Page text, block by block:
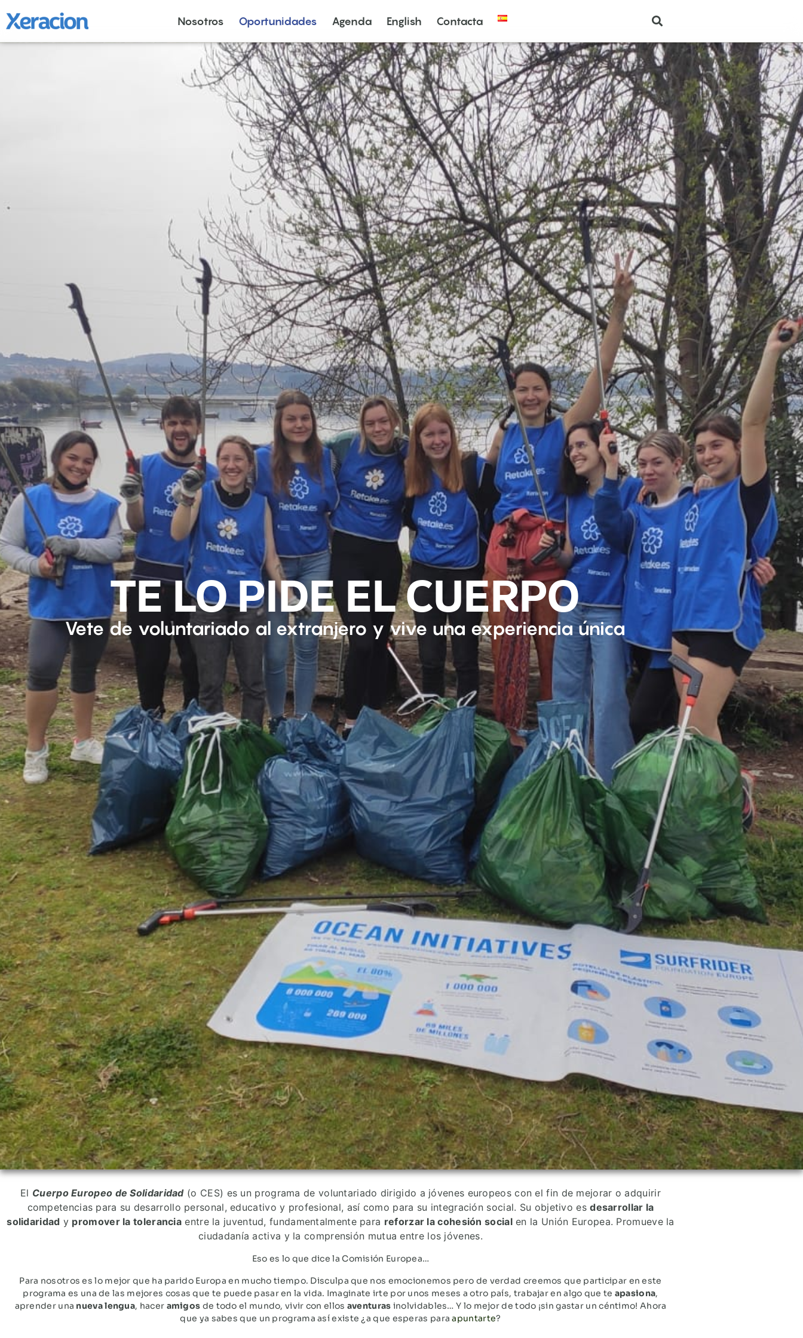
Nosotros Oportunidades Agenda English Contacta
TE LO PIDE EL CUERPO
Vete de voluntariado al extranjero y vive una experiencia única
El Cuerpo Europeo de Solidaridad (o CES) es un programa de voluntariado dirigido a jóvenes europeos con el fin de mejorar o adquirir
competencias para su desarrollo personal, educativo y profesional, así­ como para su integración social. Su objetivo es desarrollar la
solidaridad y promover la tolerancia entre la juventud, fundamentalmente para reforzar la cohesión socialen la Unión Europea. Promueve la
ciudadaní­a activa y la comprensión mutua entre los jóvenes.
Eso es lo que dice la Comisión Europea…
Para nosotros es lo mejor que ha parido Europa en mucho tiempo. Disculpa que nos emocionemos pero de verdad creemos que participar en este
programa es una de las mejores cosas que te puede pasar en la vida. Imaginate irte por unos meses a otro país, trabajar en algo que te apasiona,
aprender una nueva lengua, hacer amigos de todo el mundo, vivir con ellos aventuras inolvidables… Y lo mejor de todo ¡sin gastar un céntimo! Ahora
que ya sabes que un programa así existe ¿a que esperas paraapuntarte?